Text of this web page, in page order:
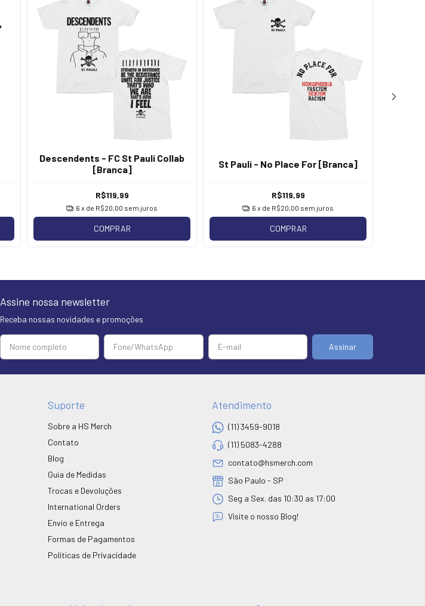
Descendents - FC St Pauli Collab
[Branca]
R$119,99
6 x de R$20,00 sem juros
COMPRAR
St Pauli - No Place For [Branca]
R$119,99
6 x de R$20,00 sem juros
COMPRAR
Assine nossa newsletter
Receba nossas novidades e promoções
Suporte
Sobre a HS Merch
Contato
Blog
Guia de Medidas
Trocas e Devoluções
International Orders
Envio e Entrega
Formas de Pagamentos
Políticas de Privacidade
Atendimento
(11) 3459-9018
(11) 5083-4288
contato@hsmerch.com
São Paulo - SP
Seg a Sex. das 10:30 as 17:00
Visite o nosso Blog!